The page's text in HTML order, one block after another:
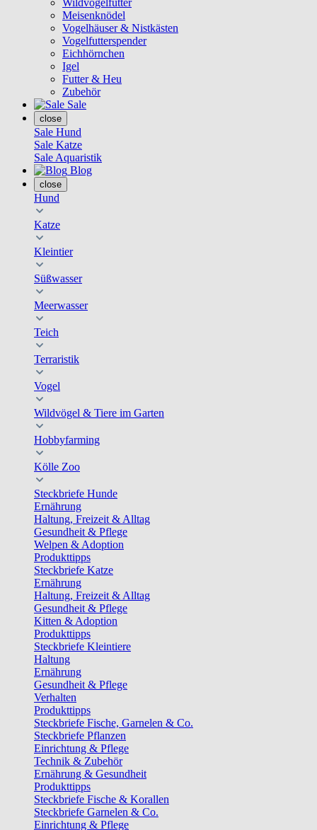
Wildvogelfutter
Meisenknödel
Vogelhäuser & Nistkästen
Vogelfutterspender
Eichhörnchen
Igel
Futter & Heu
Zubehör
Sale
close
Sale Hund
Sale Katze
Sale Aquaristik
Blog
close
Hund
Katze
Kleintier
Süßwasser
Meerwasser
Teich
Terraristik
Vogel
Wildvögel & Tiere im Garten
Hobbyfarming
Kölle Zoo
Steckbriefe Hunde
Ernährung
Haltung, Freizeit & Alltag
Gesundheit & Pflege
Welpen & Adoption
Produkttipps
Steckbriefe Katze
Ernährung
Haltung, Freizeit & Alltag
Gesundheit & Pflege
Kitten & Adoption
Produkttipps
Steckbriefe Kleintiere
Haltung
Ernährung
Gesundheit & Pflege
Verhalten
Produkttipps
Steckbriefe Fische, Garnelen & Co.
Steckbriefe Pflanzen
Einrichtung & Pflege
Technik & Zubehör
Ernährung & Gesundheit
Produkttipps
Steckbriefe Fische & Korallen
Steckbriefe Garnelen & Co.
Einrichtung & Pflege